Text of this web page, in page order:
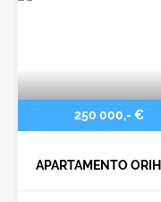
250 000,- €
APARTAMENTO